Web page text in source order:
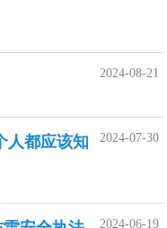
2024-08-21
2024-07-30
人都应该知
2024-06-19